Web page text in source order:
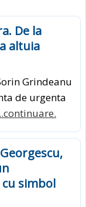
De la
altuia
Grindeanu
de urgenta
simbol